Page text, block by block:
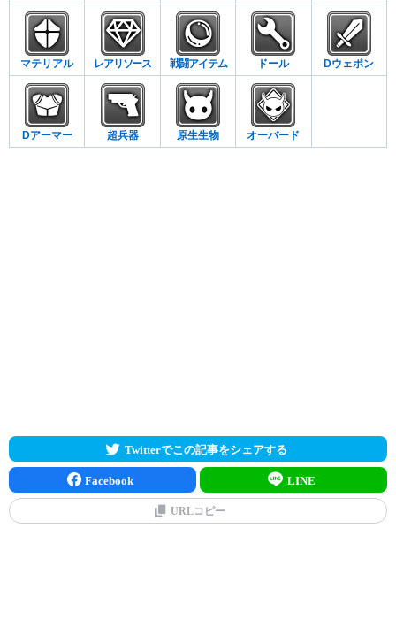
マテリアル レアリソース 戦闘アイテム ドール Dウェポン
Dアーマー 超兵器 原生生物 オーバード
Twitterでこの記事をシェアする
Facebook LINE
URLコピー